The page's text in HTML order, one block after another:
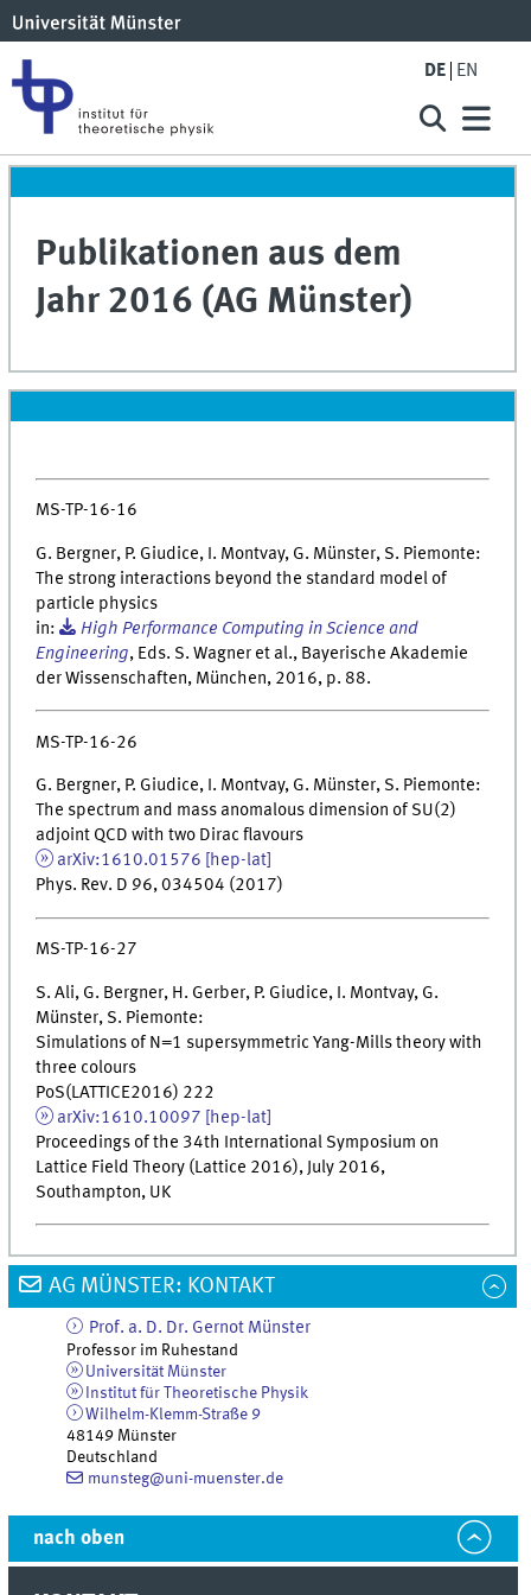
DE EN
Publikationen aus dem
Jahr 2016 (AG Münster)
MS-TP-16-16
G. Bergner, P. Giudice, I. Montvay, G. Münster, S. Piemonte:
The strong interactions beyond the standard model of
particle physics
in:
High Performance Computing in Science and
Engineering, Eds. S. Wagner et al., Bayerische Akademie
der Wissenschaften, München, 2016, p. 88.
MS-TP-16-26
G. Bergner, P. Giudice, I. Montvay, G. Münster, S. Piemonte:
The spectrum and mass anomalous dimension of SU(2)
adjoint QCD with two Dirac flavours
arXiv:1610.01576 [hep-lat]
Phys. Rev. D 96, 034504 (2017)
MS-TP-16-27
S. Ali, G. Bergner, H. Gerber, P. Giudice, I. Montvay, G.
Münster, S. Piemonte:
Simulations of N=1 supersymmetric Yang-Mills theory with
three colours
PoS(LATTICE2016) 222
arXiv:1610.10097 [hep-lat]
Proceedings of the 34th International Symposium on
Lattice Field Theory (Lattice 2016), July 2016,
Southampton, UK
AG MÜNSTER: KONTAKT
Prof. a. D. Dr. Gernot Münster
Professor im Ruhestand
Universität Münster
Institut für Theoretische Physik
Wilhelm-Klemm-Straße 9
48149 Münster
Deutschland
munsteg@uni-muenster.de
nach oben